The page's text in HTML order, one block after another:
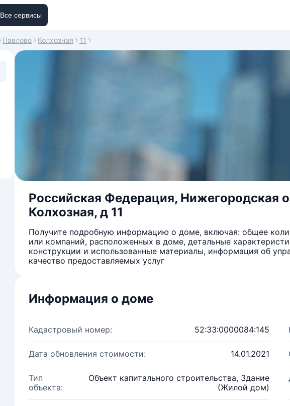
Все сервисы
Павлово Колхозная 11
Российская Федерация, Нижегородская
Колхозная, д 11
Получите подробную информацию о доме, включая: общее
или компаний, расположенных в доме, детальные
конструкции и использованные материалы, информация об
качество предоставляемых услуг
Информация о доме
Кадастровый номер: 52:33:0000084:145
Дата обновления стоимости: 14.01.2021
Тип
объекта:
Объект капитального строительства, Здание
(Жилой дом)